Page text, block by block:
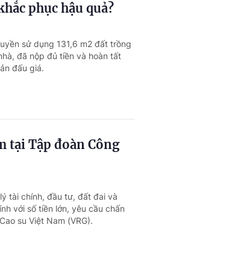
phục hậu quả?
sử dụng 131,6 m2 đất trồng
đã nộp đủ tiền và hoàn tất
đấu giá.
tại Tập đoàn Công
tài chính, đầu tư, đất đai và
với số tiền lớn, yêu cầu chấn
su Việt Nam (VRG).